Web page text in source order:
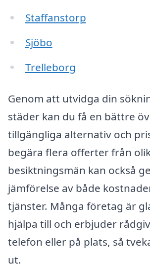
Staffanstorp
Sjöbo
Trelleborg
Genom att utvidga din
städer kan du få en bättre
tillgängliga alternativ och
begära flera offerter från
besiktningsmän kan också
jämförelse av både
tjänster. Många företag är
hjälpa till och erbjuder
telefon eller på plats, så
ut.